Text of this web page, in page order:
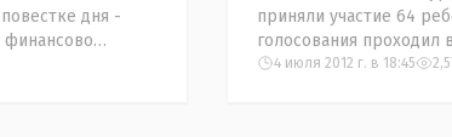
дня -
финансово
приняли участие 64
голосования проходил
с 28 июня до полуночи
4 июля 2012 г. в 18:45